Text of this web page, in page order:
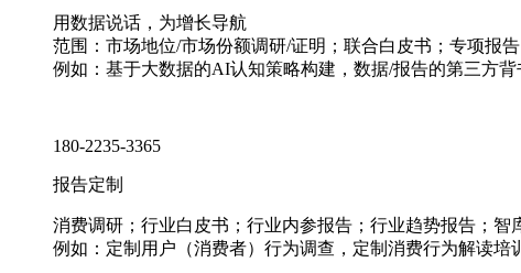
用数据说话，为增长导航
范围：市场地位/市场份额调研/证明；联合白皮书；专项报
例如：基于大数据的AI认知策略构建，数据/报告的第三方背
180-2235-3365
报告定制
消费调研；行业白皮书；行业内参报告；行业趋势报告；智
例如：定制用户（消费者）行为调查，定制消费行为解读培